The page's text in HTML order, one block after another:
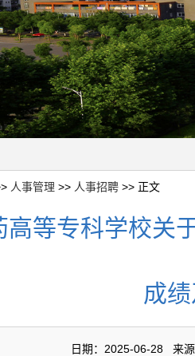
人事管理 >> 人事招聘 >> 正文
高等专科学校关
成
日期：2025-06-28 来